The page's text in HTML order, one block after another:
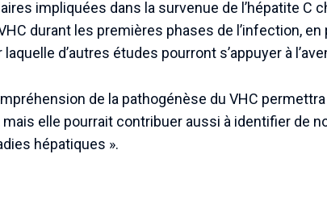
impliquées dans la survenue de l’hépatite C
durant les premières phases de l’infection, en
d’autres études pourront s’appuyer à
de la pathogénèse du VHC
mais elle pourrait contribuer aussi à identifier de
hépatiques ».